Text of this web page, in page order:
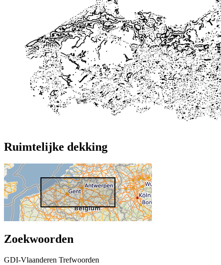
Ruimtelijke dekking
Zoekwoorden
GDI-Vlaanderen Trefwoorden